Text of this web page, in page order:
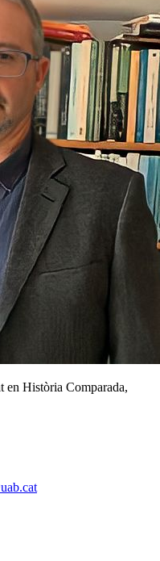
en Història Comparada,